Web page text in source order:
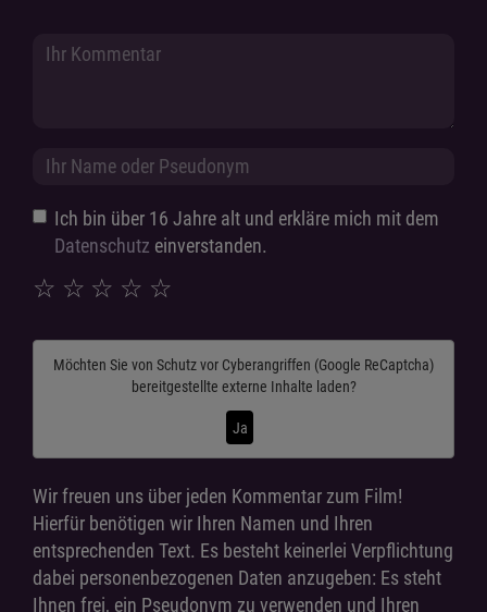
Ich bin über 16 Jahre alt und erkläre mich mit dem
Datenschutz einverstanden.
☆
☆
☆
☆
☆
Möchten Sie von Schutz vor Cyberangriffen (Google ReCaptcha)
bereitgestellte externe Inhalte laden?
Ja
Wir freuen uns über jeden Kommentar zum Film!
Hierfür benötigen wir Ihren Namen und Ihren
entsprechenden Text. Es besteht keinerlei Verpflichtung
dabei personenbezogenen Daten anzugeben: Es steht
Ihnen frei, ein Pseudonym zu verwenden und Ihren